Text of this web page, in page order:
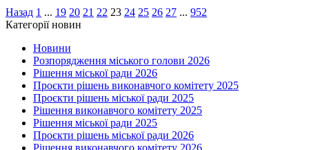
Назад 1 ... 19 20 21 22 23 24 25 26 27 ... 952
Категорії новин
Новини
Розпорядження міського голови 2026
Рішення міської ради 2026
Проєкти рішень виконавчого комітету 2025
Проєкти рішень міської ради 2025
Рішення виконавчого комітету 2025
Рішення міської ради 2025
Проєкти рішень міської ради 2026
Рішення виконавчого комітету 2026